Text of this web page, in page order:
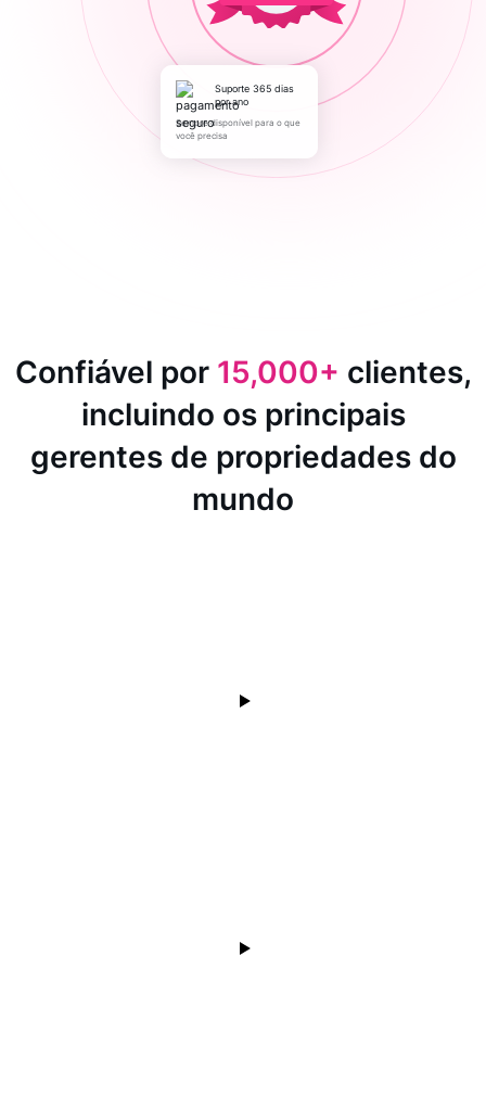
Suporte 365 dias
por ano
Sempre disponível para o que
você precisa
Confiável por 15,000+ clientes,
incluindo os principais
gerentes de propriedades do
mundo